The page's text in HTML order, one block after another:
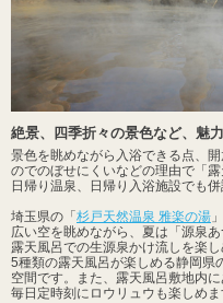
絶景、四季折々の景色など、魅
景色を眺めながら入浴できる点、
のでのぼせにくいなどの理由で「
日帰り温泉、日帰り入浴施設でも
埼玉県の「 杉戸天然温泉 雅楽の湯
広い空を眺めながら、夏は「源泉
露天風呂での生源泉かけ流しを楽し
5種類の露天風呂が楽しめる静岡県
空間です。また、露天風呂敷地内
毎日定時刻にロウリュウも楽しめま